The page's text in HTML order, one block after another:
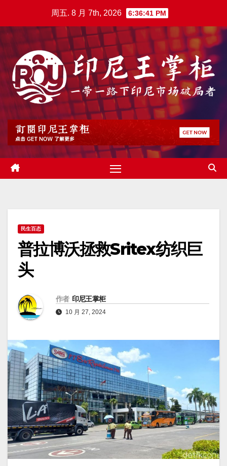
周五. 8 月 7th, 2026 6:36:42 PM
民生百态
普拉博沃拯救Sritex纺织巨
头
作者 印尼王掌柜
10 月 27, 2024